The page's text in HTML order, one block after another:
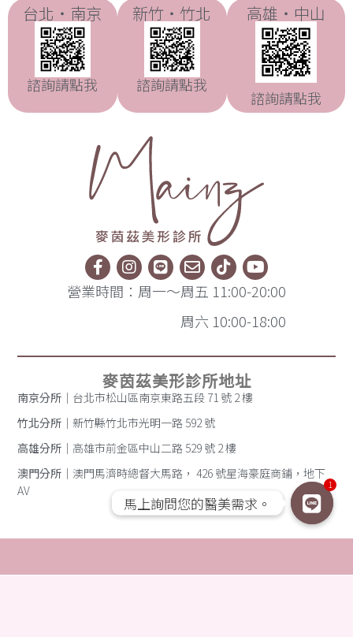
台北・南京
諮詢請點我
新竹・竹北
諮詢請點我
高雄・中山
諮詢請點我
營業時間：周一～周五 11:00-20:00
周六 10:00-18:00
麥茵茲美形診所地址
南京分所 ｜台北市松山區南京東路五段 71 號 2 樓
竹北分所 ｜新竹縣竹北市光明一路 592 號
高雄分所 ｜高雄市前金區中山二路 529 號 2 樓
澳門分所 ｜澳門馬濟時總督大馬路， 426 號星海豪庭商鋪，地下
AV
1
馬上詢問您的醫美需求。
馬上詢問您的醫美需求。